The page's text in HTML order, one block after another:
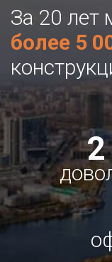
За 20 лет
более 5
2